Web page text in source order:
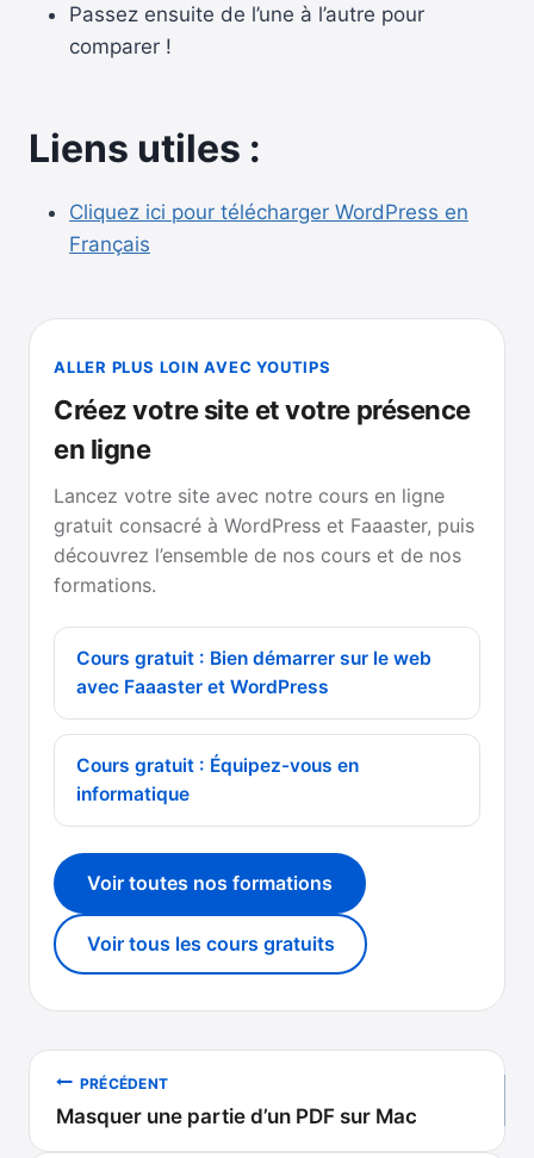
Passez ensuite de l’une à l’autre pour
comparer !
Liens utiles :
Cliquez ici pour télécharger WordPress en
Français
ALLER PLUS LOIN AVEC YOUTIPS
Créez votre site et votre présence
en ligne
Lancez votre site avec notre cours en ligne
gratuit consacré à WordPress et Faaaster, puis
découvrez l’ensemble de nos cours et de nos
formations.
Cours gratuit : Bien démarrer sur le web
avec Faaaster et WordPress
Cours gratuit : Équipez-vous en
informatique
Voir toutes nos formations
Voir tous les cours gratuits
Navigation
de
PRÉCÉDENT
Masquer une partie d’un PDF sur Mac